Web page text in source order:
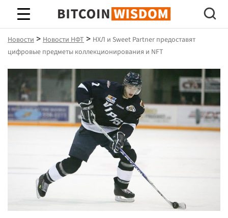
Биткойн Мудрость
Новости > Новости НФТ > НХЛ и Sweet Partner предоставят
цифровые предметы коллекционирования и NFT